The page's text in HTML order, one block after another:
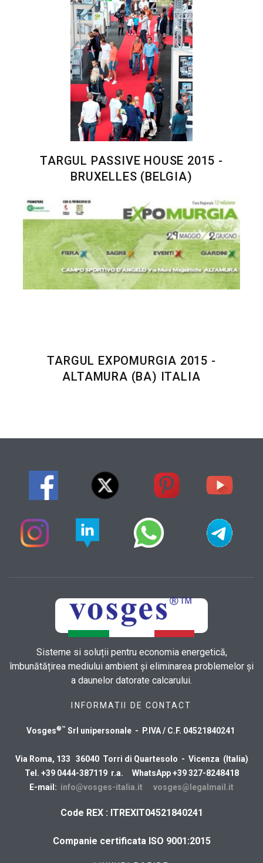
TARGUL PASSIVE HOUSE 2015 -
BRUXELLES (BELGIA)
TARGUL EXPOMURGIA 2015 -
ALTAMURA (BA) ITALIA
Sisteme si soluții pentru economia energetică,
îmbunătățirea mediului ambient și eliminarea problemelor și
a daunelor datorate calcarului.
INFORMATII DE CONTACT
Vosges®™ Srl unipersonale - P.IVA / C.F. 04521840241
Via Roma, 133 36040 Torri di Quartesolo - Vicenza (Italia)
Tel. +39 0444-387119 r.a. WhatsApp +39 327-8248418
E-mail: info@vosges-italia.it vosges@legalmail.it
Code REX : ITREXIT04521840241
Companie certificata ISO 9001:2015